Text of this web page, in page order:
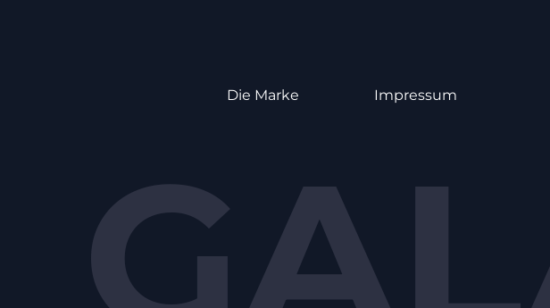
Die Marke Impressum